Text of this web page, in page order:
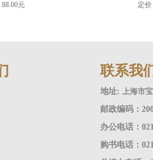
元
定价
联系我
地址: 上海市
邮政编码：
办公电话：
购书电话：